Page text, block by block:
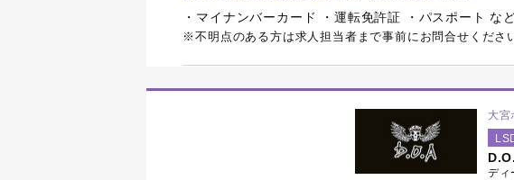
・マイナンバーカード ・運転免許証 ・パスポート
※不明点のある方は求人担当者まで事前にお問合せくださ
大宮
ディ